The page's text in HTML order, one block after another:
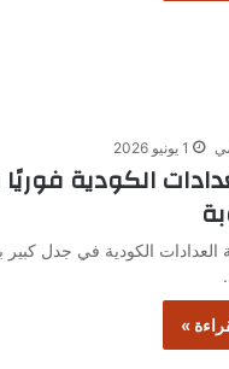
1 يونيو 2026
الكودية
الكودية في جدل
»